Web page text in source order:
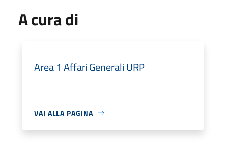
A cura di
Area 1 Affari Generali URP
VAI ALLA PAGINA